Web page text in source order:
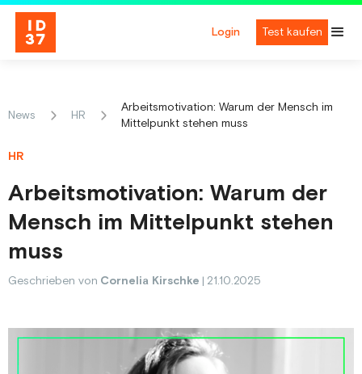
Login Test kaufen
News HR
Arbeitsmotivation: Warum der Mensch im
Mittelpunkt stehen muss
HR
Arbeitsmotivation: Warum der
Mensch im Mittelpunkt stehen
muss
Geschrieben von Cornelia Kirschke | 21.10.2025